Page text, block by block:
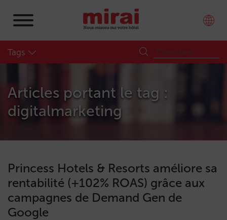
Tags
Articles portant le tag :
digitalmarketing
Princess Hotels & Resorts améliore sa
rentabilité (+102% ROAS) grâce aux
campagnes de Demand Gen de
Google